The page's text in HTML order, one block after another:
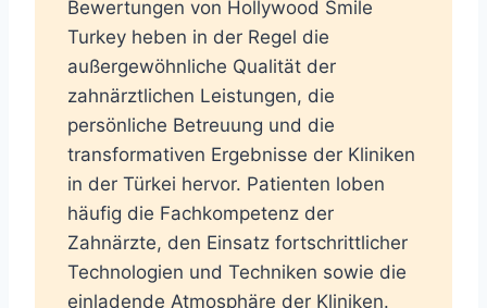
Bewertungen von Hollywood Smile
Turkey heben in der Regel die
außergewöhnliche Qualität der
zahnärztlichen Leistungen, die
persönliche Betreuung und die
transformativen Ergebnisse der Kliniken
in der Türkei hervor. Patienten loben
häufig die Fachkompetenz der
Zahnärzte, den Einsatz fortschrittlicher
Technologien und Techniken sowie die
einladende Atmosphäre der Kliniken.